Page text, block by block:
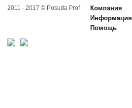
2011 - 2017 © Posuda Prof
Компания
Информация
Помощь